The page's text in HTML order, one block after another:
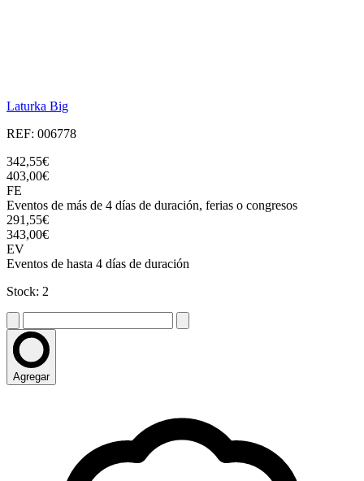
Laturka Big
REF: 006778
342,55€
403,00€
FE
Eventos de más de 4 días de duración, ferias o congresos
291,55€
343,00€
EV
Eventos de hasta 4 días de duración
Stock: 2
Agregar